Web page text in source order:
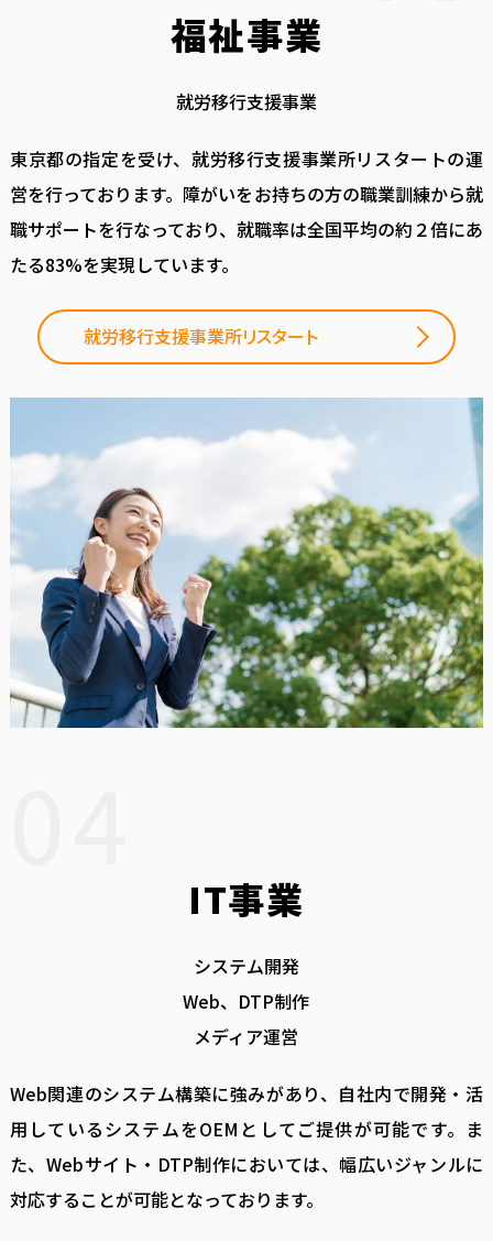
福祉事業
就労移行支援事業
東京都の指定を受け、就労移行支援事業所リスタートの運
営を行っております。障がいをお持ちの方の職業訓練から就
職サポートを行なっており、就職率は全国平均の約２倍にあ
たる83%を実現しています。
就労移行支援事業所リスタート
IT事業
システム開発
Web、DTP制作
メディア運営
Web関連のシステム構築に強みがあり、自社内で開発・活
用しているシステムをOEMとしてご提供が可能です。ま
た、Webサイト・DTP制作においては、幅広いジャンルに
対応することが可能となっております。